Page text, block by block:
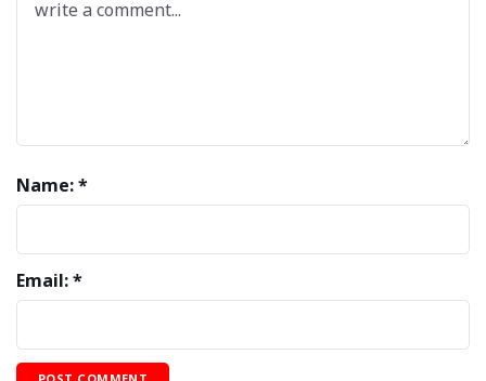
Name: *
Email: *